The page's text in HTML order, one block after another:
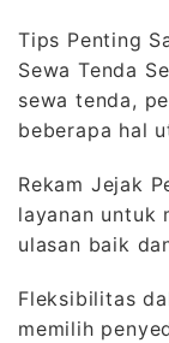
Tips Penting
Sewa Tenda
sewa tenda,
beberapa hal
Rekam Jejak
layanan untuk
ulasan baik
Fleksibilitas
memilih